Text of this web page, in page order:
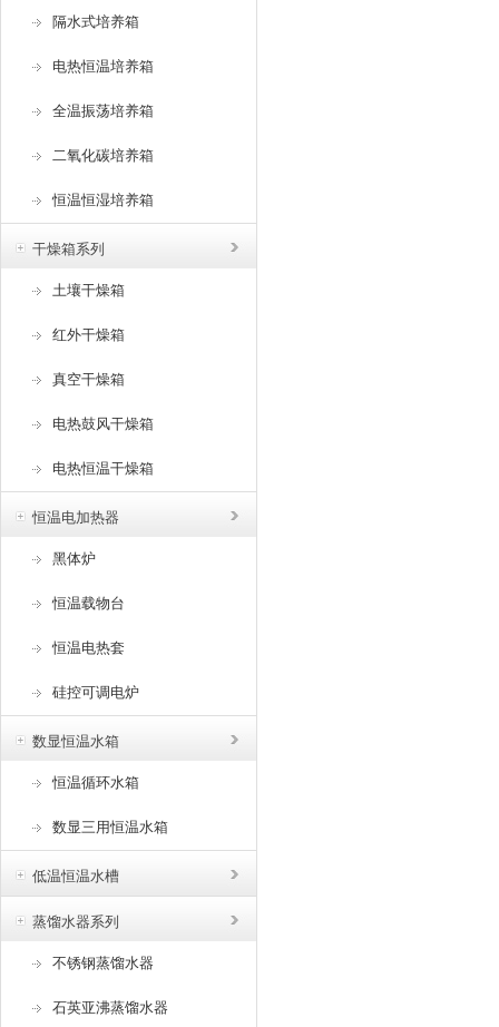
隔水式培养箱
电热恒温培养箱
全温振荡培养箱
二氧化碳培养箱
恒温恒湿培养箱
干燥箱系列
土壤干燥箱
红外干燥箱
真空干燥箱
电热鼓风干燥箱
电热恒温干燥箱
恒温电加热器
黑体炉
恒温载物台
恒温电热套
硅控可调电炉
数显恒温水箱
恒温循环水箱
数显三用恒温水箱
低温恒温水槽
蒸馏水器系列
不锈钢蒸馏水器
石英亚沸蒸馏水器